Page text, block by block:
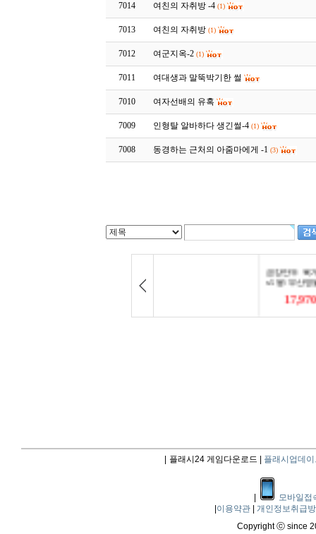
7014 여친의 자취방 -4 (1)
7013 여친의 자취방 (1)
7012 여군지옥-2 (1)
7011 여대생과 말뚝박기한 썰
7010 여자선배의 유혹
7009 인형탈 알바하다 생긴썰-4 (1)
7008 동경하는 근처의 아줌마에게 -1 (3)
플래시24 게임다운로드 | 플래시업데이
모바일접
이용약관
개인정보취급
Copyright ⓒ since